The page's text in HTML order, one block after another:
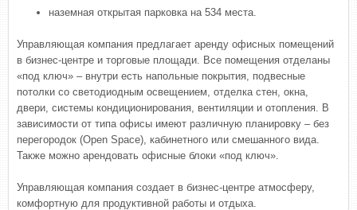
наземная открытая парковка на 534 места.
Управляющая компания предлагает аренду офисных помещений
в бизнес-центре и торговые площади. Все помещения отделаны
«под ключ» – внутри есть напольные покрытия, подвесные
потолки со светодиодным освещением, отделка стен, окна,
двери, системы кондиционирования, вентиляции и отопления. В
зависимости от типа офисы имеют различную планировку – без
перегородок (Open Space), кабинетного или смешанного вида.
Также можно арендовать офисные блоки «под ключ».
Управляющая компания создает в бизнес-центре атмосферу,
комфортную для продуктивной работы и отдыха.